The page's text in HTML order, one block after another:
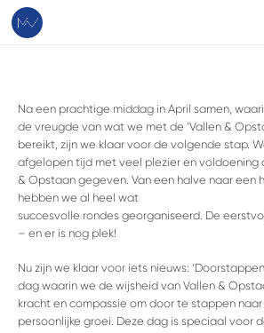
Na een prachtige middag in April samen,
de vreugde van wat we met de ‘Vallen &
bereikt, zijn we klaar voor de volgende stap.
afgelopen tijd met veel plezier en voldoening
& Opstaan gegeven. Van een halve naar een
hebben we al heel wat
succesvolle rondes georganiseerd. De
– en er is nog plek!
Nu zijn we klaar voor iets nieuws:
dag waarin we de wijsheid van Vallen &
kracht en compassie om door te stappen
persoonlijke groei. Deze dag is speciaal voor